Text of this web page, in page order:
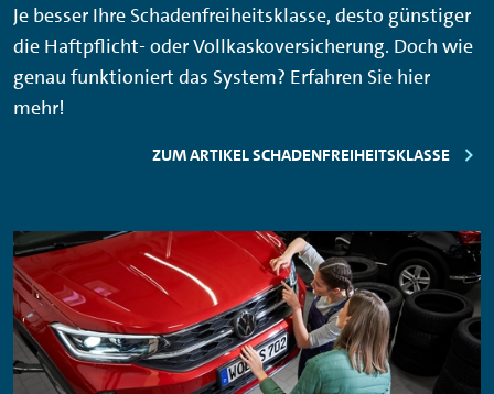
Je besser Ihre Schadenfreiheitsklasse, desto günstiger
die Haftpflicht- oder Vollkaskoversicherung. Doch wie
genau funktioniert das System? Erfahren Sie hier
mehr!
ZUM ARTIKEL SCHADENFREIHEITSKLASSE